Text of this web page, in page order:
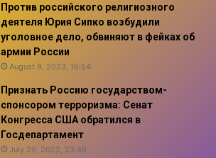
Против российского религиозного
деятеля Юрия Сипко возбудили
уголовное дело, обвиняют в фейках об
армии России
August 8, 2023, 16:54
Признать Россию государством-
спонсором терроризма: Сенат
Конгресса США обратился в
Госдепартамент
July 29, 2022, 23:49